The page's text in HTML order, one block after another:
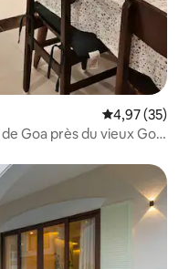
Note
4,97 (35)
Goa près du vieux Goa,